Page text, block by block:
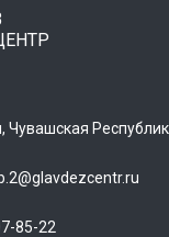
Чувашская
85-22